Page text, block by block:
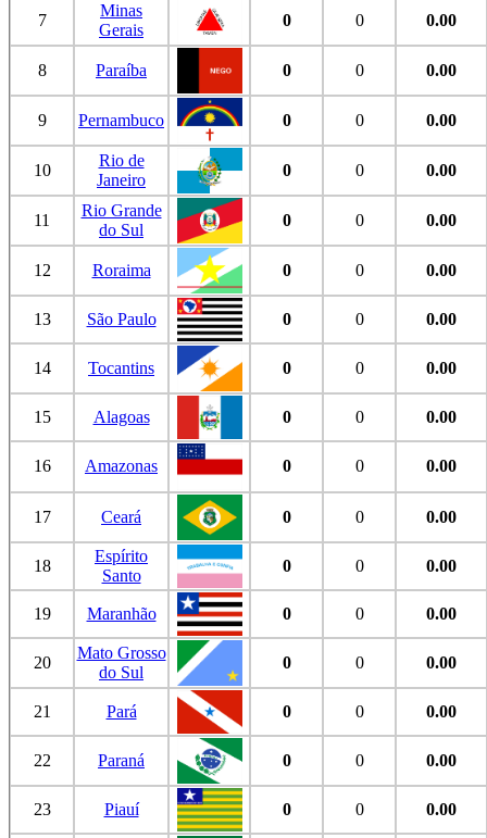
7
Minas
Gerais
0 0 0.00
8 Paraíba 0 0 0.00
9 Pernambuco 0 0 0.00
10
Rio de
Janeiro
0 0 0.00
11
Rio Grande
do Sul
0 0 0.00
12 Roraima 0 0 0.00
13 São Paulo 0 0 0.00
14 Tocantins 0 0 0.00
15 Alagoas 0 0 0.00
16 Amazonas 0 0 0.00
17 Ceará 0 0 0.00
18
Espírito
Santo
0 0 0.00
19 Maranhão 0 0 0.00
20
Mato Grosso
do Sul
0 0 0.00
21 Pará 0 0 0.00
22 Paraná 0 0 0.00
23 Piauí 0 0 0.00